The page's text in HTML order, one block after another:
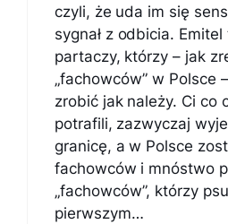
czyli, że uda im się
sygnał z odbicia.
partaczy, którzy – jak
„fachowców” w Polsce
zrobić jak należy. Ci co
potrafili, zazwyczaj
granicę, a w Polsce
fachowców i mnóstwo
„fachowców”, którzy
pierwszym…